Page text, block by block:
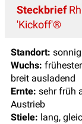
Steckbrief
'Kickoff'®
Standort:
Wuchs:
breit ausladend
Ernte: sehr früh
Austrieb
Stiele: lang,